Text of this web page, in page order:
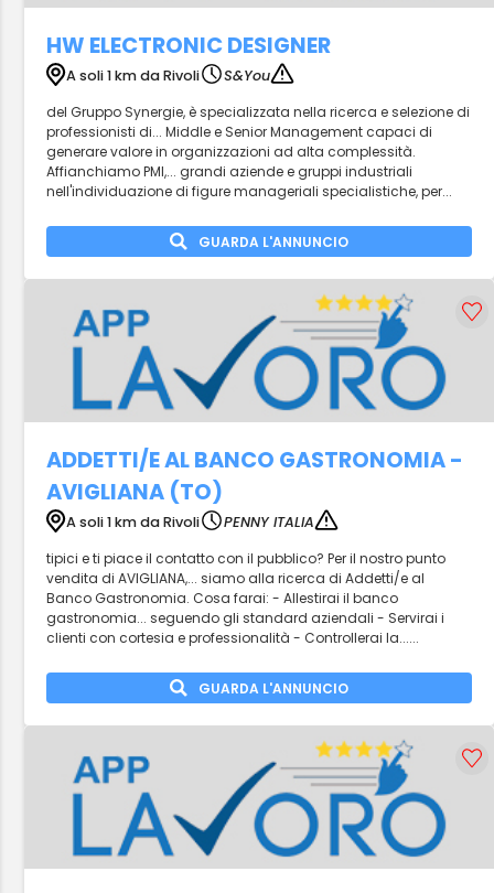
HW ELECTRONIC DESIGNER
A soli 1 km da Rivoli
S&You
del Gruppo Synergie, è specializzata nella ricerca e selezione di
professionisti di... Middle e Senior Management capaci di
generare valore in organizzazioni ad alta complessità.
Affianchiamo PMI,... grandi aziende e gruppi industriali
nell'individuazione di figure manageriali specialistiche, per...
GUARDA L'ANNUNCIO
ADDETTI/E AL BANCO GASTRONOMIA -
AVIGLIANA (TO)
A soli 1 km da Rivoli
PENNY ITALIA
tipici e ti piace il contatto con il pubblico? Per il nostro punto
vendita di AVIGLIANA,... siamo alla ricerca di Addetti/e al
Banco Gastronomia. Cosa farai: - Allestirai il banco
gastronomia... seguendo gli standard aziendali - Servirai i
clienti con cortesia e professionalità - Controllerai la......
GUARDA L'ANNUNCIO